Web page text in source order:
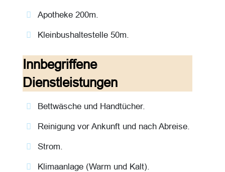
Apotheke 200m.
Kleinbushaltestelle 50m.
Innbegriffene
Dienstleistungen
Bettwäsche und Handtücher.
Reinigung vor Ankunft und nach Abreise.
Strom.
Klimaanlage (Warm und Kalt).